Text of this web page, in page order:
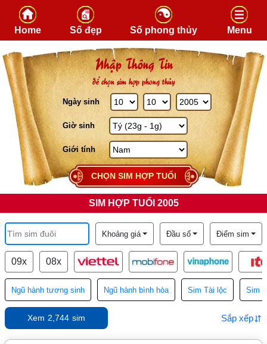
Skip to content
Home Số đẹp Số phong thủy Menu
Nhập Thông Tin
để chọn sim hợp phong thủy
Ngày sinh
Giờ sinh
Giới tính
CHỌN SIM HỢP TUỔI
SIM HỢP TUỔI 2005
Khoảng giá Đầu số Điểm sim
09x 08x
Ngũ hành tương sinh Ngũ hành bình hòa Sim Tài lộc Sim
Xem 2,744 sim Sắp xếp